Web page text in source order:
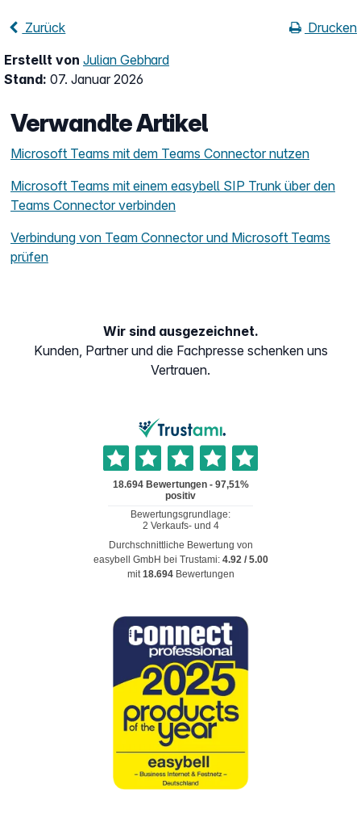
Zurück
Drucken
Erstellt von Julian Gebhard
Stand: 07. Januar 2026
Verwandte Artikel
Microsoft Teams mit dem Teams Connector nutzen
Microsoft Teams mit einem easybell SIP Trunk über den
Teams Connector verbinden
Verbindung von Team Connector und Microsoft Teams
prüfen
Wir sind ausgezeichnet.
Kunden, Partner und die Fachpresse schenken uns
Vertrauen.
Durchschnittliche Bewertung von
easybell GmbH bei Trustami: 4.92/ 5.00
mit18.694 Bewertungen